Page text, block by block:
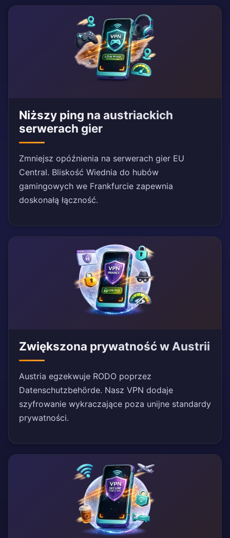
Niższy ping na austriackich
serwerach gier
Zmniejsz opóźnienia na serwerach gier EU
Central. Bliskość Wiednia do hubów
gamingowych we Frankfurcie zapewnia
doskonałą łączność.
Zwiększona prywatność w Austrii
Austria egzekwuje RODO poprzez
Datenschutzbehörde. Nasz VPN dodaje
szyfrowanie wykraczające poza unijne standardy
prywatności.